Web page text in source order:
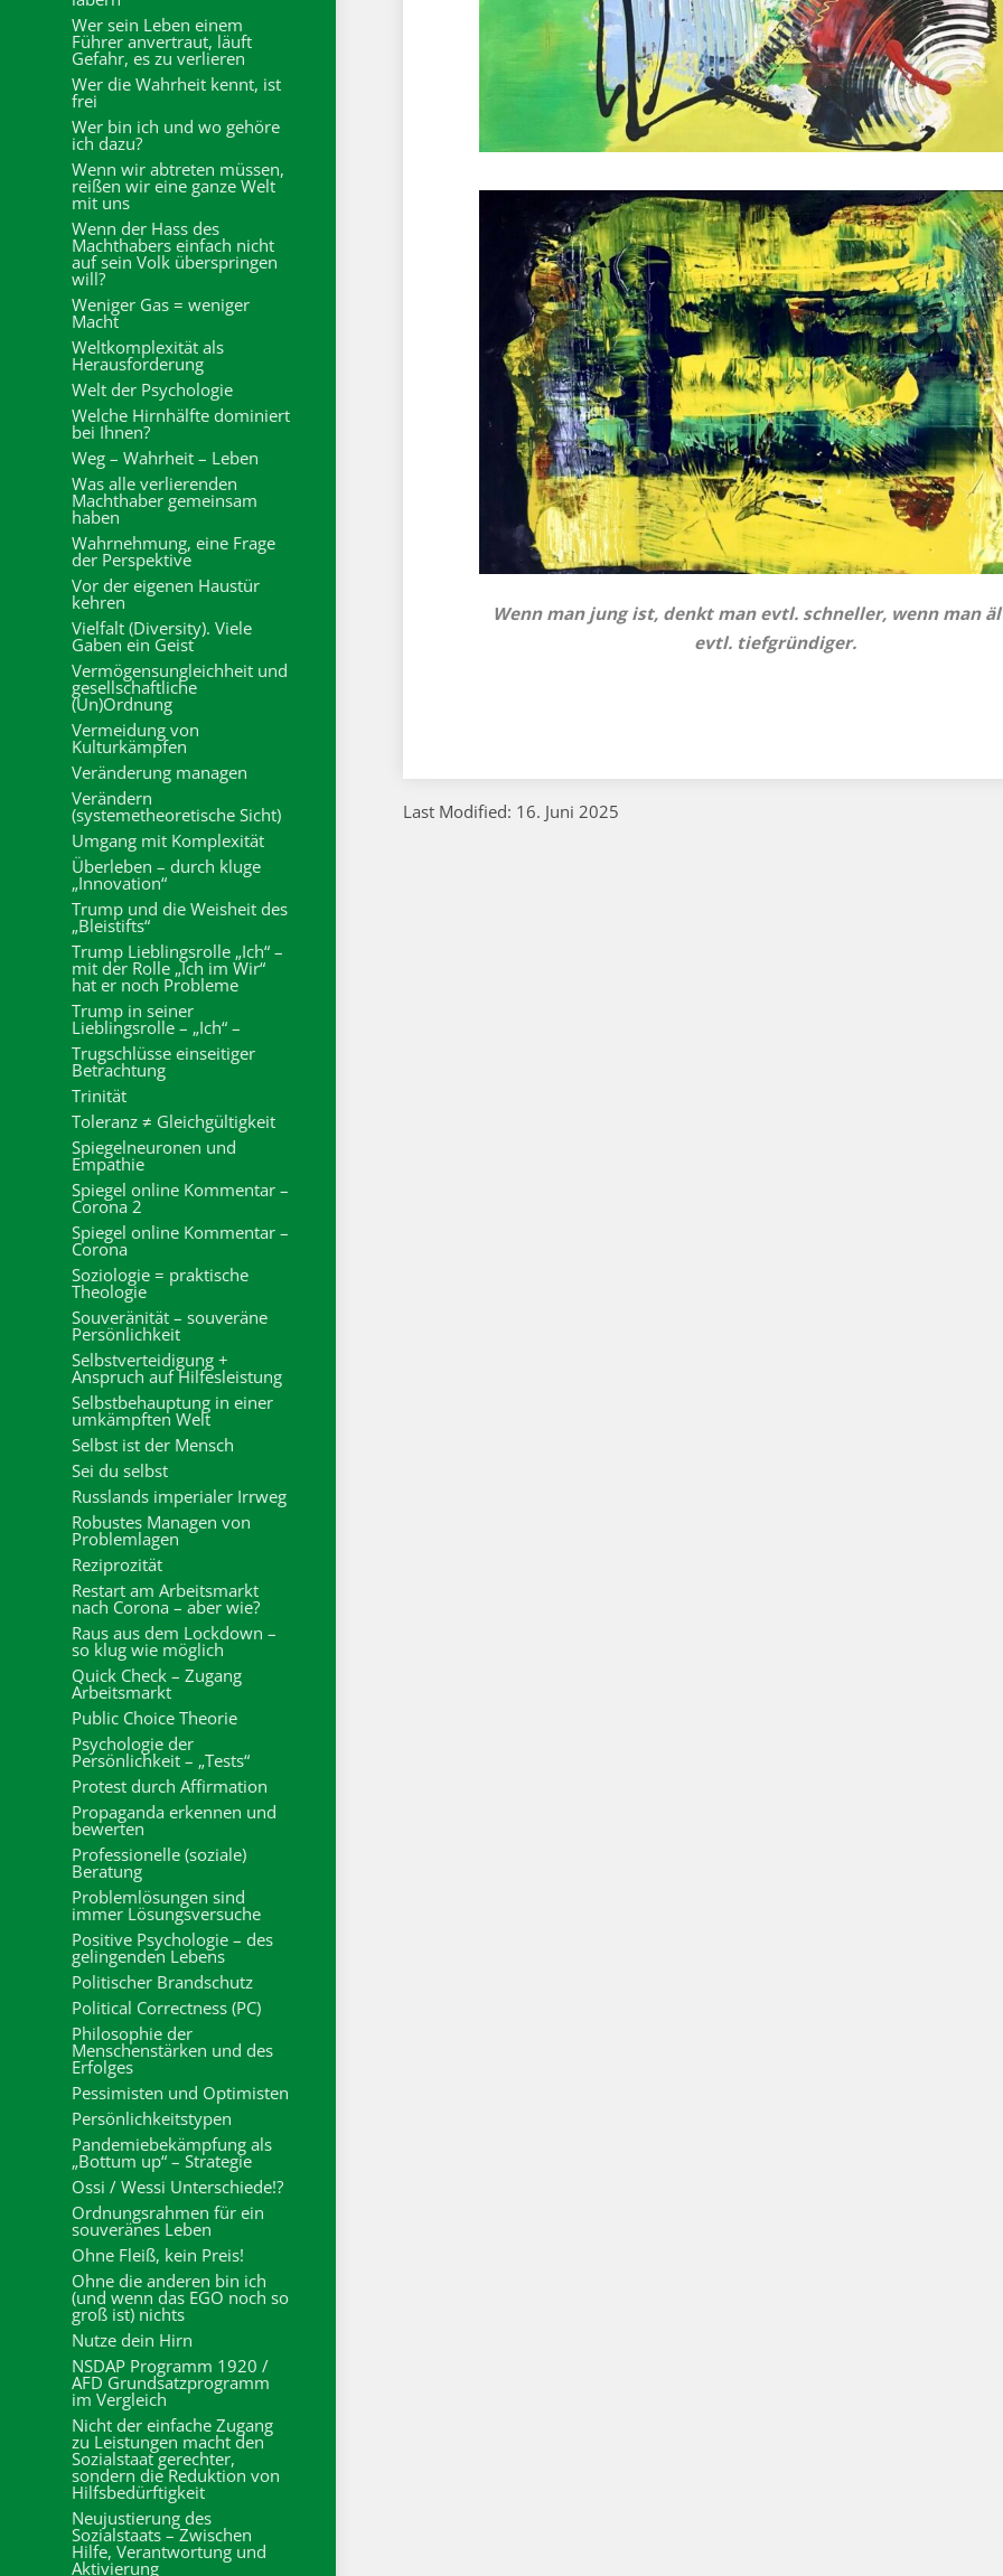
Wer sein Leben einem
Führer anvertraut, läuft
Gefahr, es zu verlieren
Wer die Wahrheit kennt, ist
frei
Wer bin ich und wo gehöre
ich dazu?
Wenn wir abtreten müssen,
reißen wir eine ganze Welt
mit uns
Wenn der Hass des
Machthabers einfach nicht
auf sein Volk überspringen
will?
Weniger Gas = weniger
Macht
Weltkomplexität als
Herausforderung
Welt der Psychologie
Welche Hirnhälfte dominiert
bei Ihnen?
Weg – Wahrheit – Leben
Was alle verlierenden
Machthaber gemeinsam
haben
Wahrnehmung, eine Frage
der Perspektive
Vor der eigenen Haustür
kehren
Vielfalt (Diversity). Viele
Gaben ein Geist
Vermögensungleichheit und
gesellschaftliche
(Un)Ordnung
Vermeidung von
Kulturkämpfen
Veränderung managen
Verändern
(systemetheoretische Sicht)
Umgang mit Komplexität
Überleben – durch kluge
„Innovation“
Trump und die Weisheit des
„Bleistifts“
Trump Lieblingsrolle „Ich“ –
mit der Rolle „Ich im Wir“
hat er noch Probleme
Trump in seiner
Lieblingsrolle – „Ich“ –
Trugschlüsse einseitiger
Betrachtung
Trinität
Toleranz ≠ Gleichgültigkeit
Spiegelneuronen und
Empathie
Spiegel online Kommentar –
Corona 2
Spiegel online Kommentar –
Corona
Soziologie = praktische
Theologie
Souveränität – souveräne
Persönlichkeit
Selbstverteidigung +
Anspruch auf Hilfesleistung
Selbstbehauptung in einer
umkämpften Welt
Selbst ist der Mensch
Sei du selbst
Russlands imperialer Irrweg
Robustes Managen von
Problemlagen
Reziprozität
Restart am Arbeitsmarkt
nach Corona – aber wie?
Raus aus dem Lockdown –
so klug wie möglich
Quick Check – Zugang
Arbeitsmarkt
Public Choice Theorie
Psychologie der
Persönlichkeit – „Tests“
Protest durch Affirmation
Propaganda erkennen und
bewerten
Professionelle (soziale)
Beratung
Problemlösungen sind
immer Lösungsversuche
Positive Psychologie – des
gelingenden Lebens
Politischer Brandschutz
Political Correctness (PC)
Philosophie der
Menschenstärken und des
Erfolges
Pessimisten und Optimisten
Persönlichkeitstypen
Pandemiebekämpfung als
„Bottum up“ – Strategie
Ossi / Wessi Unterschiede!?
Ordnungsrahmen für ein
souveränes Leben
Ohne Fleiß, kein Preis!
Ohne die anderen bin ich
(und wenn das EGO noch so
groß ist) nichts
Nutze dein Hirn
NSDAP Programm 1920 /
AFD Grundsatzprogramm
im Vergleich
Nicht der einfache Zugang
zu Leistungen macht den
Sozialstaat gerechter,
sondern die Reduktion von
Hilfsbedürftigkeit
Neujustierung des
Sozialstaats – Zwischen
Hilfe, Verantwortung und
Aktivierung
Wenn man jung ist, denkt man evtl. schneller, wenn man
evtl. tiefgründiger.
Last Modified: 16. Juni 2025